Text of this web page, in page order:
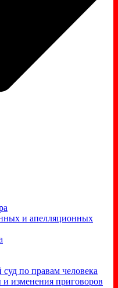
и апелляционных
по правам человека
изменения приговоров